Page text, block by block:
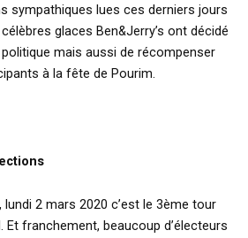
sympathiques lues ces derniers jours
glaces Ben&Jerry’s ont décidé
mais aussi de récompenser
à la fête de Pourim.
2 mars 2020 c’est le 3ème tour
franchement, beaucoup d’électeurs